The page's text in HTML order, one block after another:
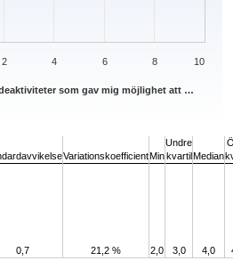
som gav mig möjlighet att …
2 4 6 8 10
VariationskoefficientMin
Undre
kvartilMedian
0,7 21,2 % 2,0 3,0 4,0